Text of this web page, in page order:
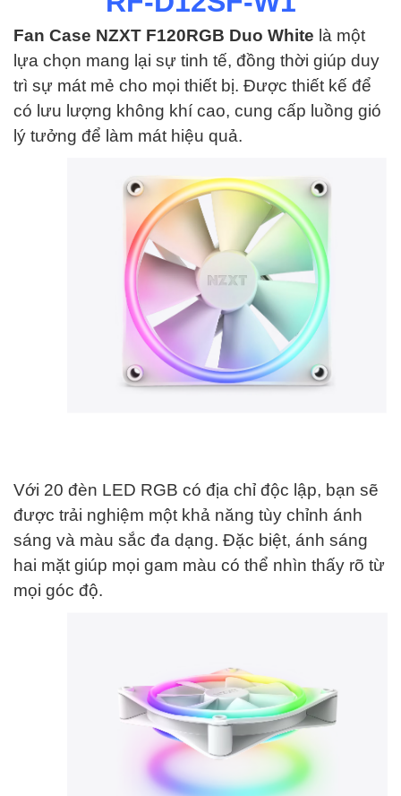
Fan Case NZXT F120RGB Duo White là một
lựa chọn mang lại sự tinh tế, đồng thời giúp duy
trì sự mát mẻ cho mọi thiết bị. Được thiết kế để
có lưu lượng không khí cao, cung cấp luồng gió
lý tưởng để làm mát hiệu quả.
Với 20 đèn LED RGB có địa chỉ độc lập, bạn sẽ
được trải nghiệm một khả năng tùy chỉnh ánh
sáng và màu sắc đa dạng. Đặc biệt, ánh sáng
hai mặt giúp mọi gam màu có thể nhìn thấy rõ từ
mọi góc độ.